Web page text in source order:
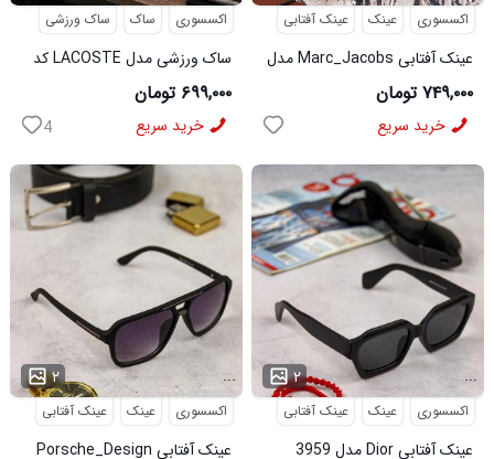
اکسسوری ساک ساک ورزشی
ساک ورزشی مدل LACOSTE کد
6566
۶۹۹,۰۰۰ تومان
خرید سریع 4
اکسسوری عینک عینک آفتابی
عینک آفتابی Marc_Jacobs مدل
3956
۷۴۹,۰۰۰ تومان
خرید سریع
۲ ...
اکسسوری عینک عینک آفتابی
عینک آفتابی Porsche_Design
۲ ...
اکسسوری عینک عینک آفتابی
عینک آفتابی Dior مدل 3959